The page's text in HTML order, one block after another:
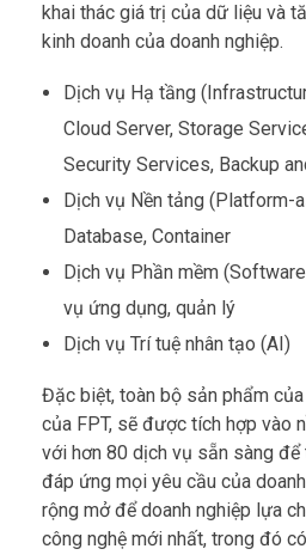
khai thác giá trị của dữ liệu và
kinh doanh của doanh nghiệp.
Dịch vụ Hạ tầng
Cloud Server, Storage
Security Services, Backup
Dịch vụ Nền tảng (Platform-
Database, Container
Dịch vụ Phần mềm
vụ ứng dụng, quản lý
Dịch vụ Trí tuệ nhân tạo (AI)
Đặc biệt, toàn bộ sản phẩm
của FPT, sẽ được tích hợp vào
với hơn 80 dịch vụ sẵn sàng để
đáp ứng mọi yêu cầu của
rộng mở để doanh nghiệp lựa
công nghệ mới nhất, trong đó